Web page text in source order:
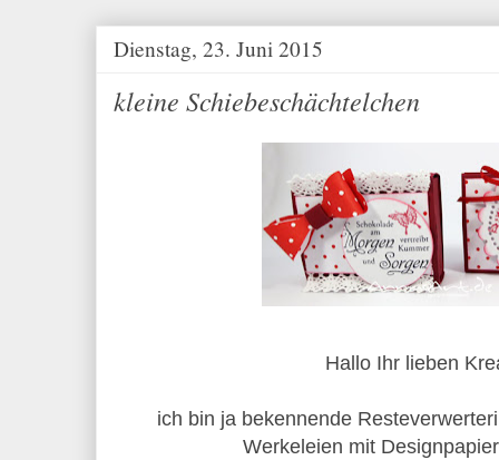
Dienstag, 23. Juni 2015
kleine Schiebeschächtelchen
Hallo Ihr lieben
ich bin ja bekennende
Werkeleien mit